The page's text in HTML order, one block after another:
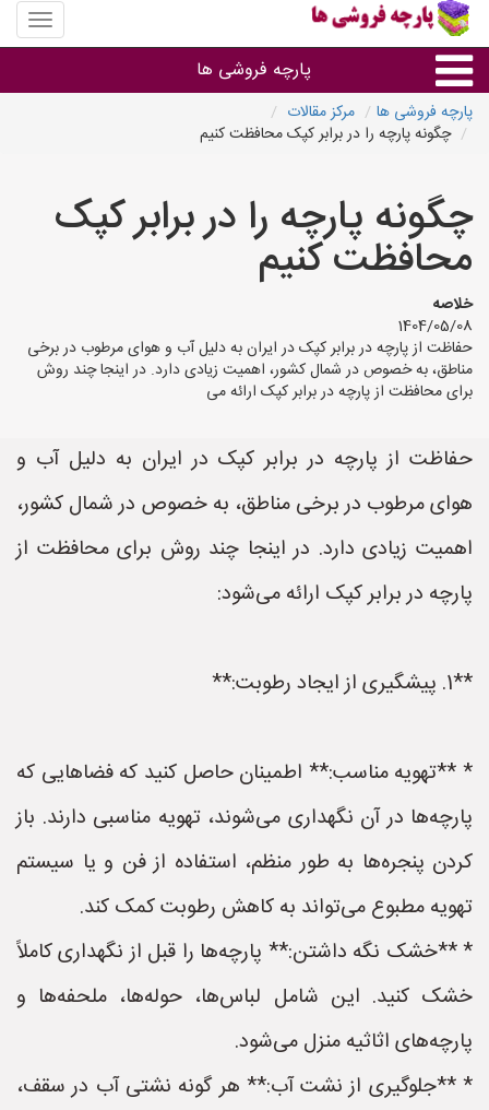
منوی
سایت
فروشی
پارچه فروشی ها
پارچه براساس جنس
پارچه براساس رنگ طرح و کاربرد
پارچه فروشی های هر شهر
پارچه فروشی ها
مرکز مقالات
چگونه پارچه را در برابر کپک محافظت کنیم
چگونه پارچه را در برابر کپک
محافظت کنیم
خلاصه
1404/05/08
حفاظت از پارچه در برابر کپک در ایران به دلیل آب و هوای مرطوب در برخی
مناطق، به خصوص در شمال کشور، اهمیت زیادی دارد. در اینجا چند روش
برای محافظت از پارچه در برابر کپک ارائه می‌
حفاظت از پارچه در برابر کپک در ایران به دلیل آب و
هوای مرطوب در برخی مناطق، به خصوص در شمال کشور،
اهمیت زیادی دارد. در اینجا چند روش برای محافظت از
پارچه در برابر کپک ارائه می‌شود:
**1. پیشگیری از ایجاد رطوبت:**
* **تهویه مناسب:** اطمینان حاصل کنید که فضاهایی که
پارچه‌ها در آن نگهداری می‌شوند، تهویه مناسبی دارند. باز
کردن پنجره‌ها به طور منظم، استفاده از فن و یا سیستم
تهویه مطبوع می‌تواند به کاهش رطوبت کمک کند.
* **خشک نگه داشتن:** پارچه‌ها را قبل از نگهداری کاملاً
خشک کنید. این شامل لباس‌ها، حوله‌ها، ملحفه‌ها و
پارچه‌های اثاثیه منزل می‌شود.
* **جلوگیری از نشت آب:** هر گونه نشتی آب در سقف،